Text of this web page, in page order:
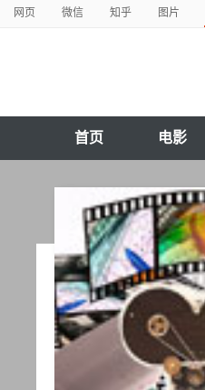
网页 微信 知乎 图片
首页 电影